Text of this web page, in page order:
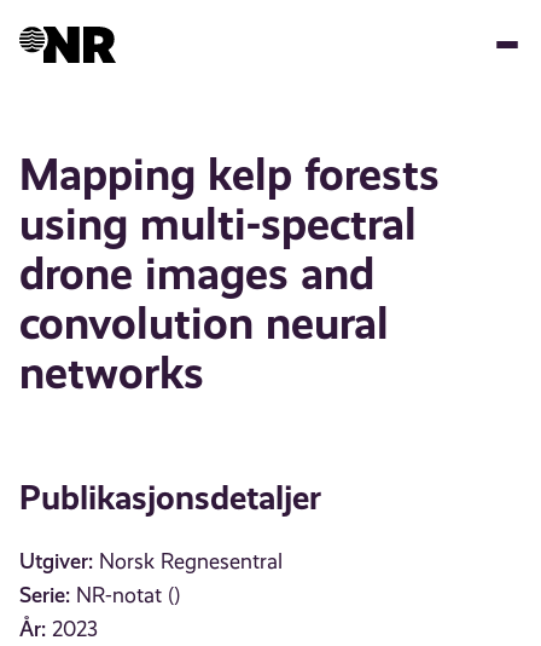
Mapping kelp forests
using multi-spectral
drone images and
convolution neural
networks
Publikasjonsdetaljer
Utgiver: Norsk Regnesentral
Serie: NR-notat ()
År: 2023